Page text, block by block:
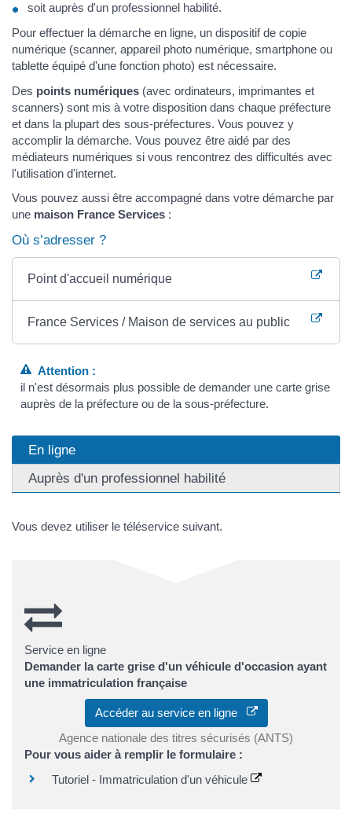
soit auprès d'un professionnel habilité.
Pour effectuer la démarche en ligne, un dispositif de copie
numérique (scanner, appareil photo numérique, smartphone ou
tablette équipé d'une fonction photo) est nécessaire.
Des points numériques (avec ordinateurs, imprimantes et
scanners) sont mis à votre disposition dans chaque préfecture
et dans la plupart des sous-préfectures. Vous pouvez y
accomplir la démarche. Vous pouvez être aidé par des
médiateurs numériques si vous rencontrez des difficultés avec
l'utilisation d'internet.
Vous pouvez aussi être accompagné dans votre démarche par
une maison France Services :
Où s’adresser ?
Point d'accueil numérique
France Services / Maison de services au public
Attention :
il n'est désormais plus possible de demander une carte grise
auprès de la préfecture ou de la sous-préfecture.
En ligne
Auprès d'un professionnel habilité
Vous devez utiliser le téléservice suivant.
Service en ligne
Demander la carte grise d'un véhicule d'occasion ayant
une immatriculation française
Accéder au service en ligne
Agence nationale des titres sécurisés (ANTS)
Pour vous aider à remplir le formulaire :
Tutoriel - Immatriculation d'un véhicule